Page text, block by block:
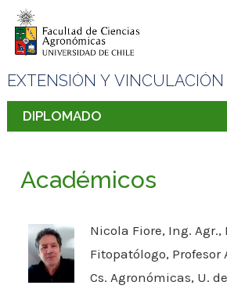
EXTENSIÓN Y VINCULACIÓN
DIPLOMADO
Académicos
Nicola Fiore, Ing. Agr.,
Fitopatólogo, Profesor
Cs. Agronómicas, U.